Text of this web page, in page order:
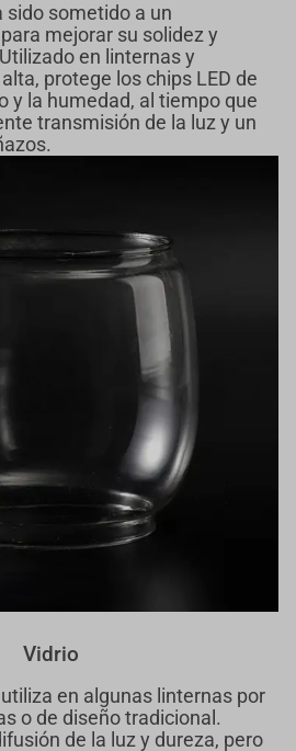
sido sometido a un
mejorar su solidez y
en linternas y
protege los chips LED de
y la humedad, al tiempo que
transmisión de la luz y un
Vidrio
en algunas linternas por
o de diseño tradicional.
de la luz y dureza, pero